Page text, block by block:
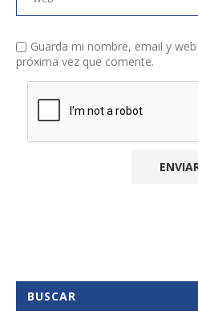
Guarda mi nombre, email y
próxima vez que comente.
BUSCAR